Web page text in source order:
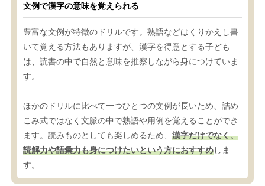
文例で漢字の意味を覚えられる
豊富な文例が特徴のドリルです。熟語などはくりかえし書
いて覚える方法もありますが、漢字を得意とする子ども
は、読書の中で自然と意味を推察しながら身につけていま
す。
ほかのドリルに比べて一つひとつの文例が長いため、詰め
こみ式ではなく文脈の中で熟語や用例を覚えることができ
ます。読みものとしても楽しめるため、 漢字だけでなく、
読解力や語彙力も身につけたいという方におすすめしま
す。